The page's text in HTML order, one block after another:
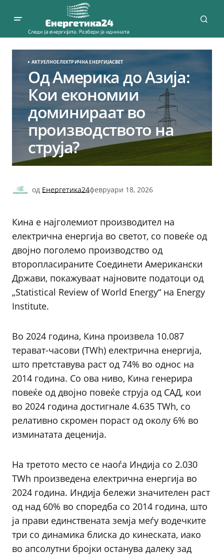
АКТУЕЛНОЕЛЕКТРИЧНА ЕНЕРГИЈАСВЕТ
Од Америка до Азија:
Кои економии
доминираат во
производството на
струја?
од Енергетика24февруари 18, 2026
Кина е најголемиот производител на
електрична енергија во светот, со повеќе од
двојно поголемо производство од
второпласираните Соединети Американски
Држави, покажуваат најновите податоци од
„Statistical Review of World Energy“ на Energy
Institute.
Во 2024 година, Кина произвела 10.087
терават-часови (TWh) електрична енергија,
што претставува раст од 74% во однос на
2014 година. Со ова ниво, Кина генерира
повеќе од двојно повеќе струја од САД, кои
во 2024 година достигнале 4.635 TWh, со
релативно скромен пораст од околу 6% во
изминатата деценија.
На третото место се наоѓа Индија со 2.030
TWh произведена електрична енергија во
2024 година. Индија бележи значителен раст
од над 60% во споредба со 2014 година, што
ја прави единствената земја меѓу водечките
три со динамика блиска до кинеската, иако
во апсолутни бројки останува далеку зад